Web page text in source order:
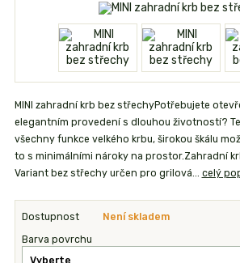
MINI zahradní krb bez střechyPotřebujete
elegantním provedení s dlouhou životností?
všechny funkce velkého krbu, širokou škálu
to s minimálními nároky na prostor.Zahradní
Variant bez střechy určen pro grilová... celý
Dostupnost Není skladem
Barva povrchu